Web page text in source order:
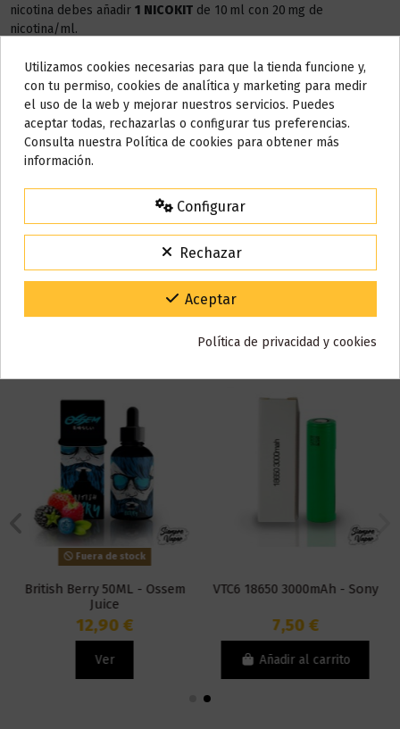
nicotina debes añadir 1 NICOKITde 10 ml con 20 mg de
nicotina/ml.
AÑADIR NICOKIT DE 3 MG
Detalles del producto
Reseñas (0)
También puede que te guste
Fuera de stock
British Berry 50ML - Ossem
Juice
12,90 €
Ver
VTC6 18650 3000mAh - Sony
7,50 €
Añadir al carrito
Do not show again.
AVISO IMPORTANTE
Nos tomamos unos días
Todos los pedidos realizados desde el
15% de descuento
Para agradecerte la espera durante estos días.
Código:VACACIONES15
Gracias por tu paciencia y por seguir confiando en nosotros.
Utilizamos cookies necesarias para que la tienda funcione y,
con tu permiso, cookies de analítica y marketing para medir
el uso de la web y mejorar nuestros servicios. Puedes
aceptar todas, rechazarlas o configurar tus preferencias.
Consulta nuestra Política de cookies para obtener más
información.
Configurar
Rechazar
Aceptar
Política de privacidad y cookies